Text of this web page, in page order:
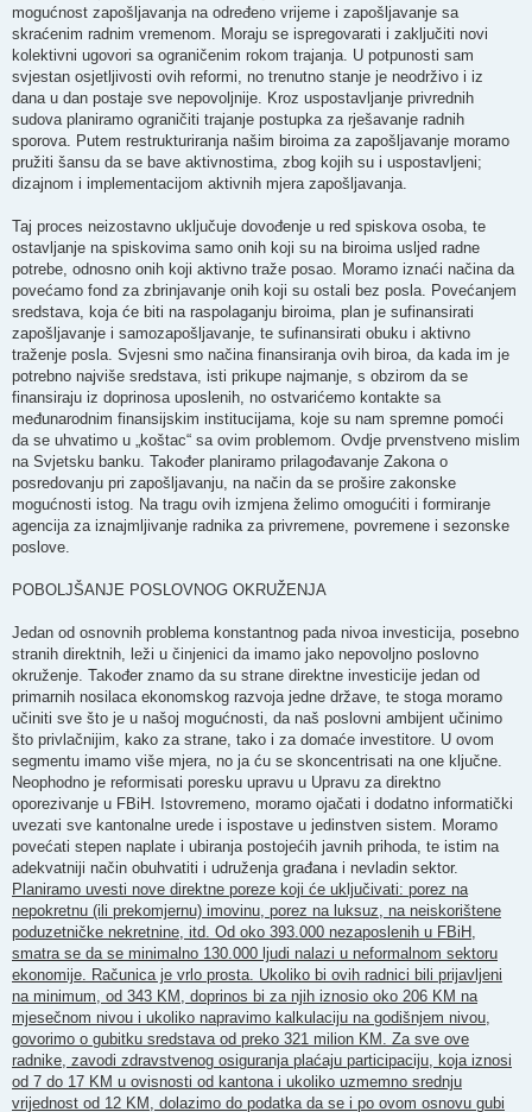
mogućnost zapošljavanja na određeno vrijeme i zapošljavanje sa
skraćenim radnim vremenom. Moraju se ispregovarati i zaključiti novi
kolektivni ugovori sa ograničenim rokom trajanja. U potpunosti sam
svjestan osjetljivosti ovih reformi, no trenutno stanje je neodrživo i iz
dana u dan postaje sve nepovoljnije. Kroz uspostavljanje privrednih
sudova planiramo ograničiti trajanje postupka za rješavanje radnih
sporova. Putem restrukturiranja našim biroima za zapošljavanje moramo
pružiti šansu da se bave aktivnostima, zbog kojih su i uspostavljeni;
dizajnom i implementacijom aktivnih mjera zapošljavanja.
Taj proces neizostavno uključuje dovođenje u red spiskova osoba, te
ostavljanje na spiskovima samo onih koji su na biroima usljed radne
potrebe, odnosno onih koji aktivno traže posao. Moramo iznaći načina da
povećamo fond za zbrinjavanje onih koji su ostali bez posla. Povećanjem
sredstava, koja će biti na raspolaganju biroima, plan je sufinansirati
zapošljavanje i samozapošljavanje, te sufinansirati obuku i aktivno
traženje posla. Svjesni smo načina finansiranja ovih biroa, da kada im je
potrebno najviše sredstava, isti prikupe najmanje, s obzirom da se
finansiraju iz doprinosa uposlenih, no ostvarićemo kontakte sa
međunarodnim finansijskim institucijama, koje su nam spremne pomoći
da se uhvatimo u „koštac“ sa ovim problemom. Ovdje prvenstveno mislim
na Svjetsku banku. Također planiramo prilagođavanje Zakona o
posredovanju pri zapošljavanju, na način da se prošire zakonske
mogućnosti istog. Na tragu ovih izmjena želimo omogućiti i formiranje
agencija za iznajmljivanje radnika za privremene, povremene i sezonske
poslove.
POBOLJŠANJE POSLOVNOG OKRUŽENJA
Jedan od osnovnih problema konstantnog pada nivoa investicija, posebno
stranih direktnih, leži u činjenici da imamo jako nepovoljno poslovno
okruženje. Također znamo da su strane direktne investicije jedan od
primarnih nosilaca ekonomskog razvoja jedne države, te stoga moramo
učiniti sve što je u našoj mogućnosti, da naš poslovni ambijent učinimo
što privlačnijim, kako za strane, tako i za domaće investitore. U ovom
segmentu imamo više mjera, no ja ću se skoncentrisati na one ključne.
Neophodno je reformisati poresku upravu u Upravu za direktno
oporezivanje u FBiH. Istovremeno, moramo ojačati i dodatno informatički
uvezati sve kantonalne urede i ispostave u jedinstven sistem. Moramo
povećati stepen naplate i ubiranja postojećih javnih prihoda, te istim na
adekvatniji način obuhvatiti i udruženja građana i nevladin sektor.
Planiramo uvesti nove direktne poreze koji će uključivati: porez na
nepokretnu (ili prekomjernu) imovinu, porez na luksuz, na neiskorištene
poduzetničke nekretnine, itd. Od oko 393.000 nezaposlenih u FBiH,
smatra se da se minimalno 130.000 ljudi nalazi u neformalnom sektoru
ekonomije. Računica je vrlo prosta. Ukoliko bi ovih radnici bili prijavljeni
na minimum, od 343 KM, doprinos bi za njih iznosio oko 206 KM na
mjesečnom nivou i ukoliko napravimo kalkulaciju na godišnjem nivou,
govorimo o gubitku sredstava od preko 321 milion KM. Za sve ove
radnike, zavodi zdravstvenog osiguranja plaćaju participaciju, koja iznosi
od 7 do 17 KM u ovisnosti od kantona i ukoliko uzmemno srednju
vrijednost od 12 KM, dolazimo do podatka da se i po ovom osnovu gubi